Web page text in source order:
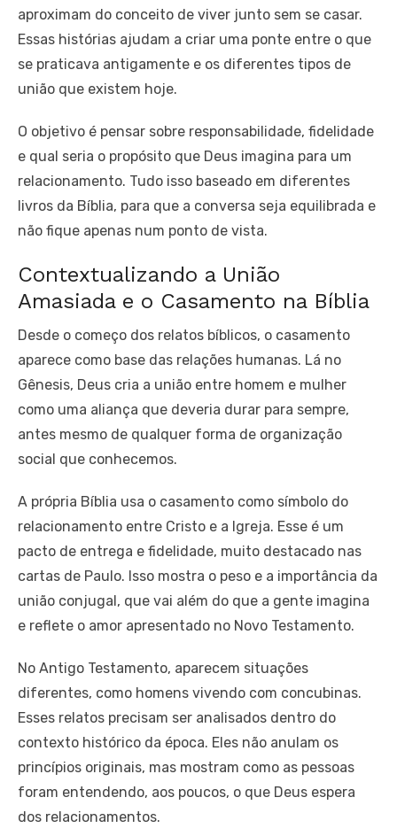
aproximam do conceito de viver junto sem se casar.
Essas histórias ajudam a criar uma ponte entre o que
se praticava antigamente e os diferentes tipos de
união que existem hoje.
O objetivo é pensar sobre responsabilidade, fidelidade
e qual seria o propósito que Deus imagina para um
relacionamento. Tudo isso baseado em diferentes
livros da Bíblia, para que a conversa seja equilibrada e
não fique apenas num ponto de vista.
Contextualizando a União
Amasiada e o Casamento na Bíblia
Desde o começo dos relatos bíblicos, o casamento
aparece como base das relações humanas. Lá no
Gênesis, Deus cria a união entre homem e mulher
como uma aliança que deveria durar para sempre,
antes mesmo de qualquer forma de organização
social que conhecemos.
A própria Bíblia usa o casamento como símbolo do
relacionamento entre Cristo e a Igreja. Esse é um
pacto de entrega e fidelidade, muito destacado nas
cartas de Paulo. Isso mostra o peso e a importância da
união conjugal, que vai além do que a gente imagina
e reflete o amor apresentado no Novo Testamento.
No Antigo Testamento, aparecem situações
diferentes, como homens vivendo com concubinas.
Esses relatos precisam ser analisados dentro do
contexto histórico da época. Eles não anulam os
princípios originais, mas mostram como as pessoas
foram entendendo, aos poucos, o que Deus espera
dos relacionamentos.